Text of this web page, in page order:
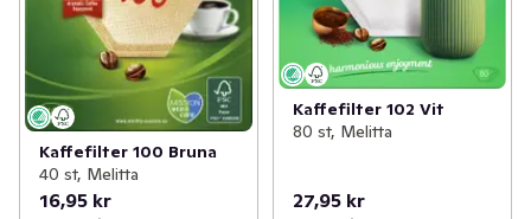
Kaffefilter 100 Bruna
40 st, Melitta
16,95 kr
Kaffefilter 102 Vit
80 st, Melitta
27,95 kr